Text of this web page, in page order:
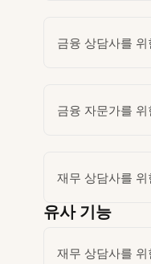
금융 상담사를
금융 자문가를
재무 상담사를
유사 기능
재무 상담사를